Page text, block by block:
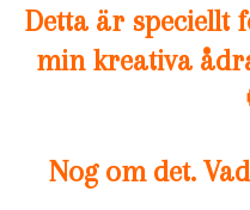
Detta är speciellt
min kreativa
Nog om det.